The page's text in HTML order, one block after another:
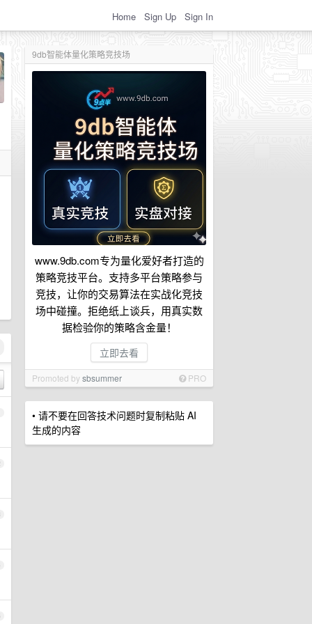
Home Sign Up Sign In
9db智能体量化策略竞技场
www.9db.com专为量化爱好者打造的
策略竞技平台。支持多平台策略参与
竞技，让你的交易算法在实战化竞技
场中碰撞。拒绝纸上谈兵，用真实数
据检验你的策略含金量！
立即去看
Promoted bysbsummer PRO
• 请不要在回答技术问题时复制粘贴 AI
生成的内容